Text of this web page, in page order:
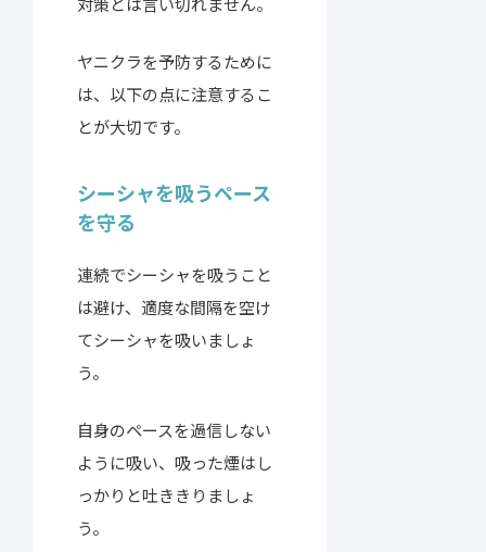
ヤニクラを予防するために
は、以下の点に注意するこ
とが大切です。
シーシャを吸うペース
を守る
連続でシーシャを吸うこと
は避け、適度な間隔を空け
てシーシャを吸いましょ
う。
自身のペースを過信しない
ように吸い、吸った煙はし
っかりと吐ききりましょ
う。